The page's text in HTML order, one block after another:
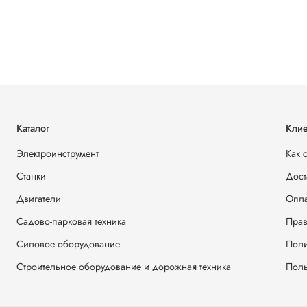
Каталог
Электроинструмент
Станки
Двигатели
Садово-парковая техника
Силовое оборудование
Строительное оборудование и дорожная техника
Как